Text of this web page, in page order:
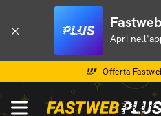
Apri
Offerta